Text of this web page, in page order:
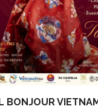
BONJOUR